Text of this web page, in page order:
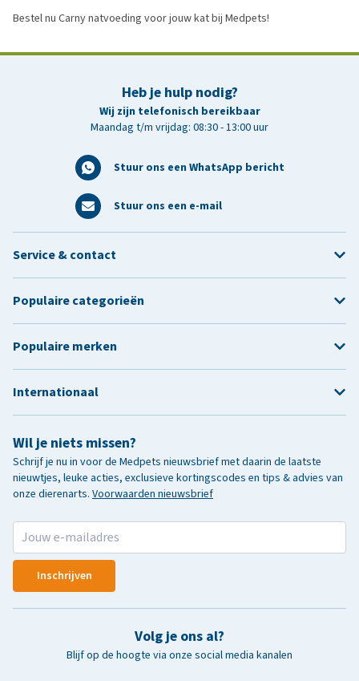
Bestel nu Carny natvoeding voor jouw kat bij Medpets!
Heb je hulp nodig?
Wij zijn telefonisch bereikbaar
Maandag t/m vrijdag: 08:30 - 13:00 uur
Stuur ons een WhatsApp bericht
Stuur ons een e-mail
Wil je niets missen?
Schrijf je nu in voor de Medpets nieuwsbrief met daarin de laatste
nieuwtjes, leuke acties, exclusieve kortingscodes en tips & advies van
onze dierenarts. Voorwaarden nieuwsbrief
Inschrijven
Volg je ons al?
Blijf op de hoogte via onze social media kanalen
Service & contact
Populaire categorieën
Populaire merken
Internationaal